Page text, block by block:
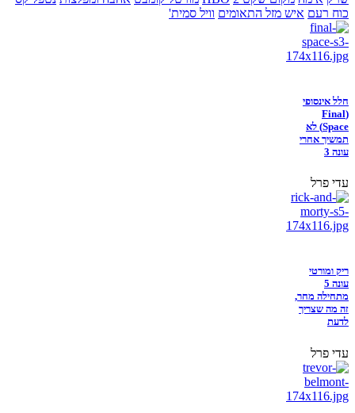
כוח רעם איש מזל התאומים וויל סמית'
חלל אינסופי
(Final
Space) לא
תמשיך אחרי
עונה 3
עדי פרל
ריק ומורטי
עונה 5
מתחילה מחר,
זה מה שצריך
לדעת
עדי פרל